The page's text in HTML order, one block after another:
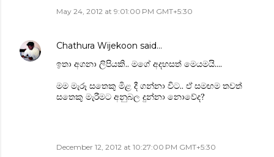
May 24, 2012 at 9:01:00 PM GMT+5:30
Chathura Wijekoon said…
ඉතා අගනා ලිපියකි.. මගේ අදහසත් මෙයමයි....
මම මැරූ සතෙකු මිළ දී ගන්නා විට.. ඒ සමඟම තවත්
සතෙකු මැරීමට අනුබල දුන්නා නොවේද?
December 12, 2012 at 10:27:00 PM GMT+5:30